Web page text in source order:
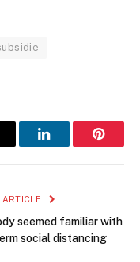
LinkedIn
ARTICLE
seemed familiar with
social distancing